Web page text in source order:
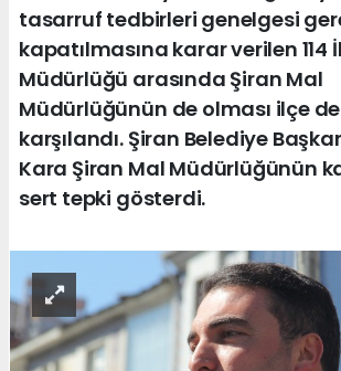
tasarruf tedbirleri genelgesi
kapatılmasına karar verilen 114
Müdürlüğü arasında Şiran Mal
Müdürlüğünün de olması ilçe
karşılandı. Şiran Belediye
Kara Şiran Mal Müdürlüğünün
sert tepki gösterdi.